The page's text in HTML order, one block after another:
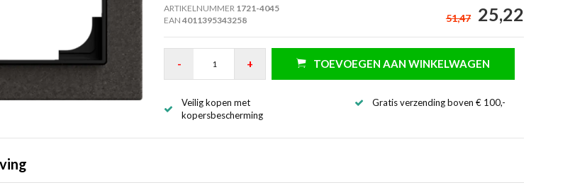
ARTIKELNUMMER 1721-4045
EAN 4011395343258 51,47 25,22
- + TOEVOEGEN AAN WINKELWAGEN
Veilig kopen met
kopersbescherming
Gratis verzending boven € 100,-